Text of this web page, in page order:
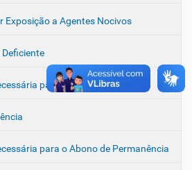
Exposição a Agentes Nocivos
para a aposentadoria
para o Abono de Permanência